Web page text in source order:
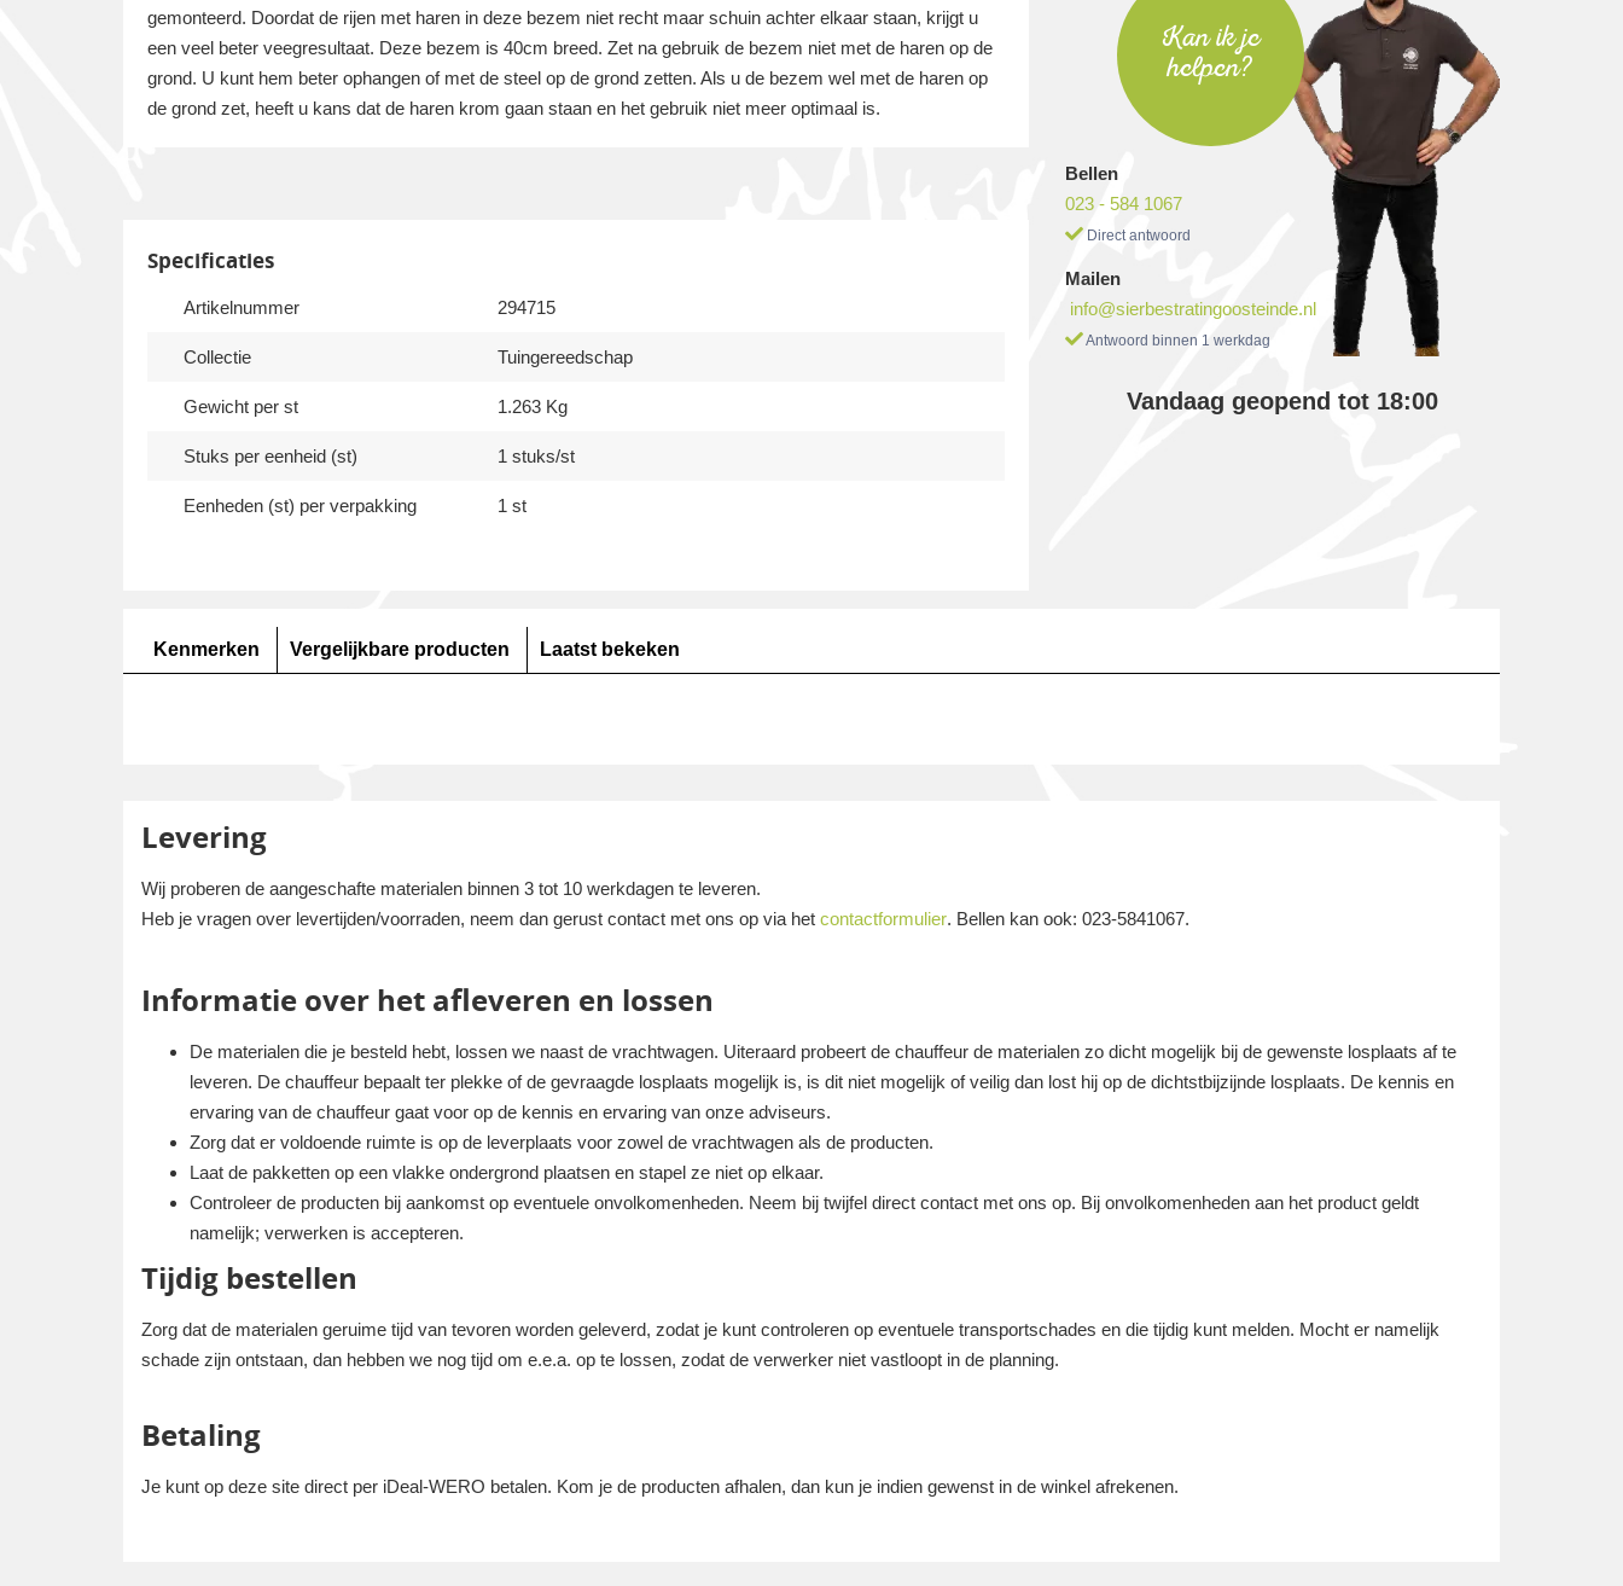
gemonteerd. Doordat de rijen met haren in deze bezem niet recht maar schuin achter elkaar staan, krijgt u
een veel beter veegresultaat. Deze bezem is 40cm breed. Zet na gebruik de bezem niet met de haren op de
grond. U kunt hem beter ophangen of met de steel op de grond zetten. Als u de bezem wel met de haren op
de grond zet, heeft u kans dat de haren krom gaan staan en het gebruik niet meer optimaal is.
Specificaties
Artikelnummer 294715
Collectie Tuingereedschap
Gewicht per st 1.263 Kg
Stuks per eenheid (st) 1 stuks/st
Eenheden (st) per verpakking 1 st
Kan ik je
helpen?
Bellen
023 - 584 1067
Direct antwoord
Mailen
info@sierbestratingoosteinde.nl
Antwoord binnen 1 werkdag
Vandaag geopend tot 18:00
Kenmerken Vergelijkbare producten Laatst bekeken
Levering
Wij proberen de aangeschafte materialen binnen 3 tot 10 werkdagen te leveren.
Heb je vragen over levertijden/voorraden, neem dan gerust contact met ons op via het contactformulier. Bellen kan ook: 023-5841067.
Informatie over het afleveren en lossen
De materialen die je besteld hebt, lossen we naast de vrachtwagen. Uiteraard probeert de chauffeur de materialen zo dicht mogelijk bij de gewenste losplaats af te
leveren. De chauffeur bepaalt ter plekke of de gevraagde losplaats mogelijk is, is dit niet mogelijk of veilig dan lost hij op de dichtstbijzijnde losplaats. De kennis en
ervaring van de chauffeur gaat voor op de kennis en ervaring van onze adviseurs.
Zorg dat er voldoende ruimte is op de leverplaats voor zowel de vrachtwagen als de producten.
Laat de pakketten op een vlakke ondergrond plaatsen en stapel ze niet op elkaar.
Controleer de producten bij aankomst op eventuele onvolkomenheden. Neem bij twijfel direct contact met ons op. Bij onvolkomenheden aan het product geldt
namelijk; verwerken is accepteren.
Tijdig bestellen
Zorg dat de materialen geruime tijd van tevoren worden geleverd, zodat je kunt controleren op eventuele transportschades en die tijdig kunt melden. Mocht er namelijk
schade zijn ontstaan, dan hebben we nog tijd om e.e.a. op te lossen, zodat de verwerker niet vastloopt in de planning.
Betaling
Je kunt op deze site direct per iDeal-WERO betalen. Kom je de producten afhalen, dan kun je indien gewenst in de winkel afrekenen.